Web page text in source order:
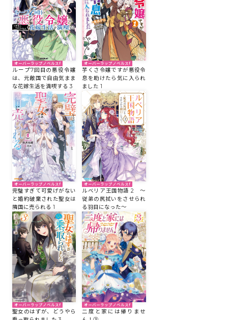
オーバーラップノベルスf
ループ7回目の悪役令嬢
は、元敵国で自由気まま
な花嫁生活を満喫する 3
オーバーラップノベルスf
芋くさ令嬢ですが悪役令
息を助けたら気に入られ
ました 1
オーバーラップノベルスf
完璧すぎて可愛げがない
と婚約破棄された聖女は
隣国に売られる 1
オーバーラップノベルスf
ルベリア王国物語 2 ～
従弟の尻拭いをさせられ
る羽目になった～
オーバーラップノベルスf
聖女のはずが、どうやら
オーバーラップノベルスf
二度と家には帰りませ